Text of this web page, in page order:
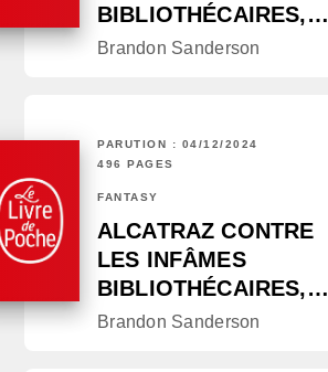
BIBLIOTHÉCAIRES,…
Brandon Sanderson
PARUTION : 04/12/2024
496 PAGES
FANTASY
ALCATRAZ CONTRE
LES INFÂMES
BIBLIOTHÉCAIRES,…
Brandon Sanderson